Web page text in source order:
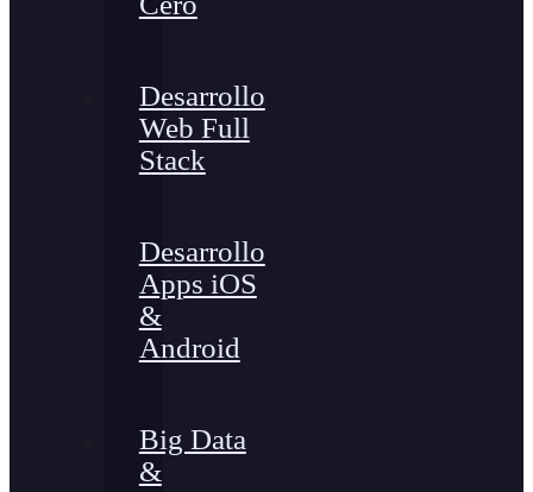
Desarrollo
Web Full
Stack
Desarrollo
Apps iOS
&
Android
Big Data
&